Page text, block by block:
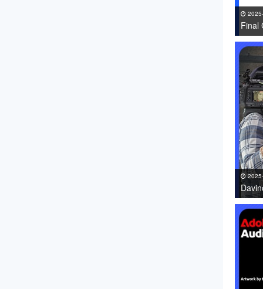
Final
件 免
件免